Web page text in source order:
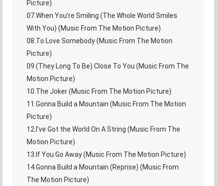
Picture)
07.When You’re Smiling (The Whole World Smiles
With You) (Music From The Motion Picture)
08.To Love Somebody (Music From The Motion
Picture)
09.(They Long To Be) Close To You (Music From The
Motion Picture)
10.The Joker (Music From The Motion Picture)
11.Gonna Build a Mountain (Music From The Motion
Picture)
12.I've Got the World On A String (Music From The
Motion Picture)
13.If You Go Away (Music From The Motion Picture)
14.Gonna Build a Mountain (Reprise) (Music From
The Motion Picture)